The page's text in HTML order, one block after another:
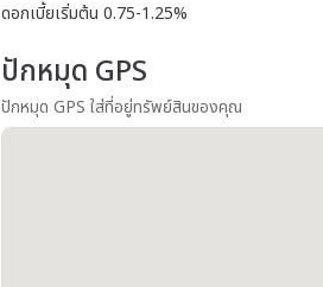
ดอกเบี้ยเริ่มต้น 0.75-1.25%
ปักหมุด GPS
ปักหมุด GPS ใส่ที่อยู่ทรัพย์สินของคุณ